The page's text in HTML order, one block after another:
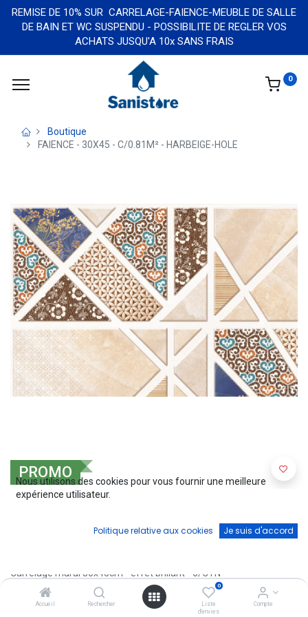
Accueil Rechercher
0
Liste
d'envies
Compte
REMISE DE 10% SUR CARRELAGE-FAIENCE-MEUBLE DE SALLE
DE BAIN ET WC SUSPENDU - POSSIBILITE DE REGLER VOS
ACHATS JUSQU'A 10x SANS FRAIS
0
Boutique
FAIENCE - 30X45 - C/0.81M² - HARBEIGE-HOLE
PROMO
FAIENCE - 30X45 - C/0.81M² -
HARBEIGE-HOLE
Carrelage mural 30x45cm - effet brillant - 6/CTN
16,20€ 18,00€
Nous utilisons des cookies pour vous fournir une meilleure
expérience utilisateur.
Politique relative aux cookies Je suis d'accord